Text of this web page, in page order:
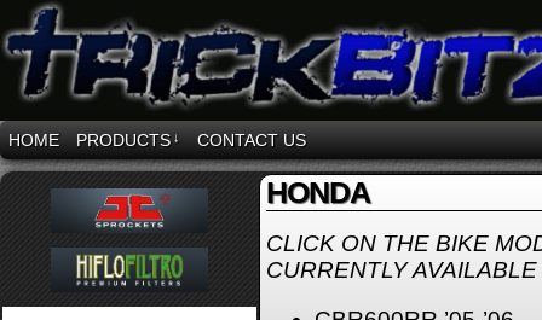
HOME PRODUCTS ↓ CONTACT US
HONDA
CLICK ON THE BIKE
CURRENTLY